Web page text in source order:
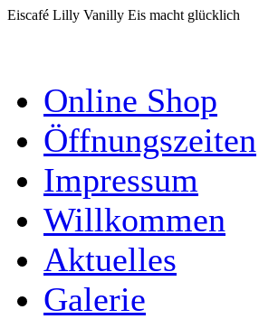
Eiscafé Lilly Vanilly Eis macht glücklich
Online Shop
Öffnungszeiten
Impressum
Willkommen
Aktuelles
Galerie